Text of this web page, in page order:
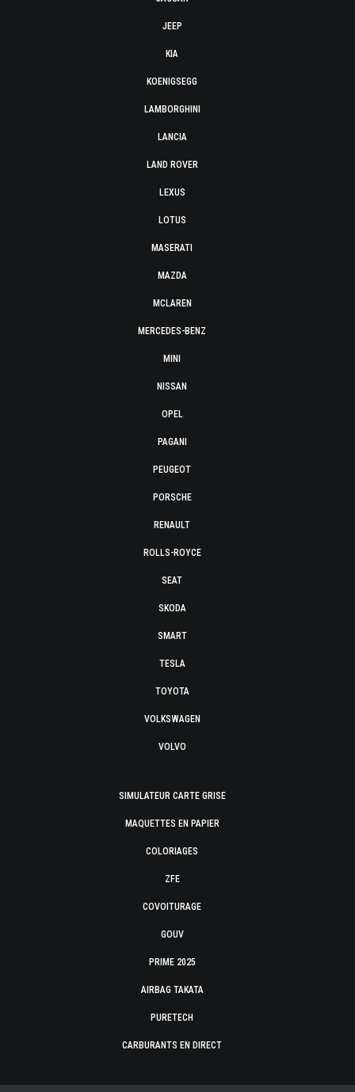
JEEP
KIA
KOENIGSEGG
LAMBORGHINI
LANCIA
LAND ROVER
LEXUS
LOTUS
MASERATI
MAZDA
MCLAREN
MERCEDES-BENZ
MINI
NISSAN
OPEL
PAGANI
PEUGEOT
PORSCHE
RENAULT
ROLLS-ROYCE
SEAT
SKODA
SMART
TESLA
TOYOTA
VOLKSWAGEN
VOLVO
SIMULATEUR CARTE GRISE
MAQUETTES EN PAPIER
COLORIAGES
ZFE
COVOITURAGE
GOUV
PRIME 2025
AIRBAG TAKATA
PURETECH
CARBURANTS EN DIRECT